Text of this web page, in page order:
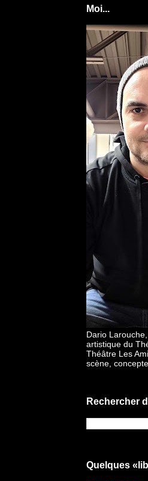
Moi...
Dario
artistique du
Théâtre Les
scène,
Rechercher
Quelques